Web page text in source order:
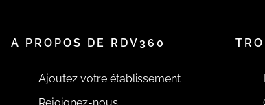
A PROPOS DE RDV360
Ajoutez votre établissement